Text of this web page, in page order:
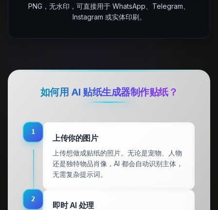
PNG，无水印，可直接用于 WhatsApp、Telegram、
Instagram 或实体印刷。
如何用 AI 贴纸生成器制作贴纸？
1
上传你的图片
上传想做成贴纸的照片。无论是宠物、人物
还是独特物品肖像，AI 都会自动识别主体，
无需复杂提示词。
2
即时 AI 处理